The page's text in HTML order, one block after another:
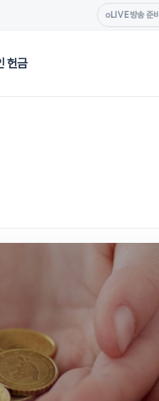
LIVE방송 준비
헌금